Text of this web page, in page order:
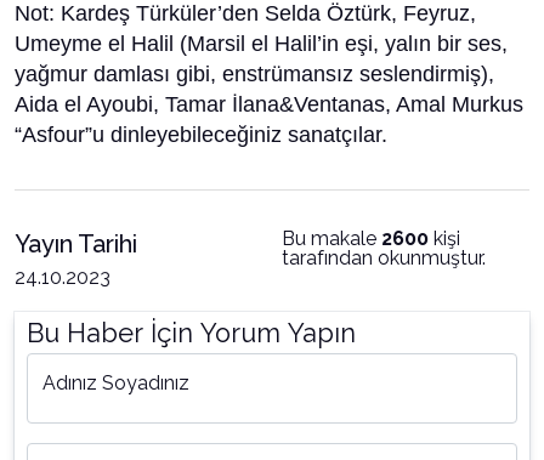
Not: Kardeş Türküler’den Selda Öztürk, Feyruz,
Umeyme el Halil (Marsil el Halil’in eşi, yalın bir ses,
yağmur damlası gibi, enstrümansız seslendirmiş),
Aida el Ayoubi, Tamar İlana&Ventanas, Amal Murkus
“Asfour”u dinleyebileceğiniz sanatçılar.
Yayın Tarihi
24.10.2023
Bu makale 2600 kişi
tarafından okunmuştur.
Bu Haber İçin Yorum Yapın
Adınız Soyadınız